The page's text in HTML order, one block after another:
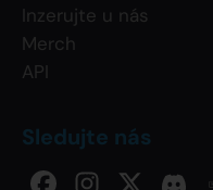
Inzerujte u nás
Merch
API
Sledujte nás